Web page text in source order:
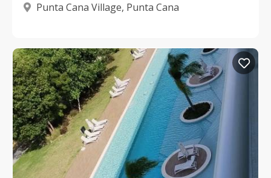
Punta Cana Village, Punta Cana